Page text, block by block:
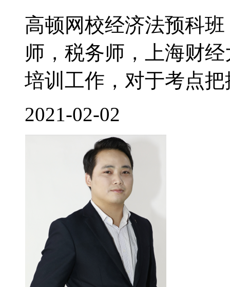
高顿网校经济法预科
师，税务师，上海财
培训工作，对于考点
2021-02-02